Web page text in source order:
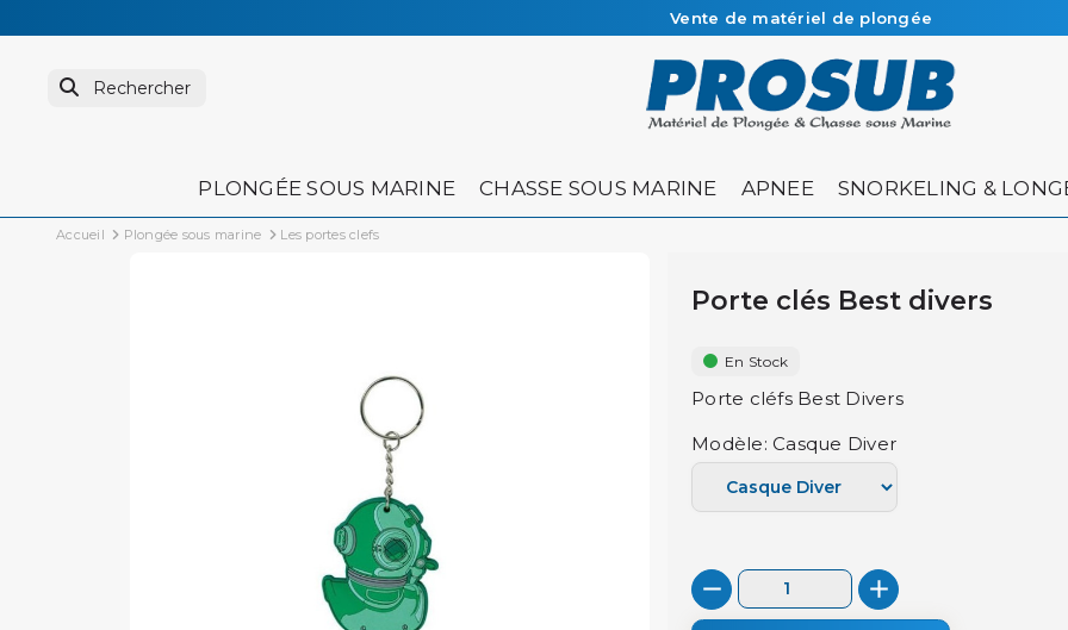
Vente de matériel de plongée
PLONGÉE SOUS MARINE CHASSE SOUS MARINE APNEE SNORKELING &
Accueil Plongée sous marine Les portes clefs
Porte clés Best divers
En Stock
Porte cléfs Best Divers
Modèle: Casque Diver